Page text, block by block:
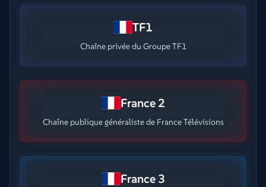
TF1
Chaîne privée du Groupe TF1
France 2
Chaîne publique généraliste de France Télévisions
France 3